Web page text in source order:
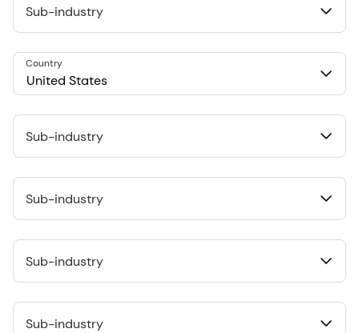
548 Market St Pmb 90375, San Francisco, California, US
Sub-industry
United States
Country
Sub-industry
Sub-industry
Sub-industry
Sub-industry